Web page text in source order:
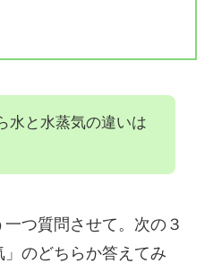
水と水蒸気の違いは
つ質問させて。次の３
のどちらか答えてみ